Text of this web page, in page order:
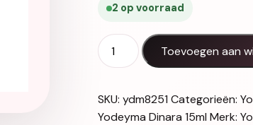
2 op voorraad
Yodeyma Dinara 15ml aantal
Toevoegen aan
SKU: ydm8251 Categorieën:
Yodeyma Dinara 15mlMerk: